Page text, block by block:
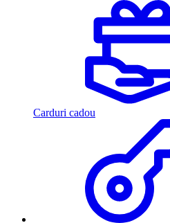
Carduri cadou